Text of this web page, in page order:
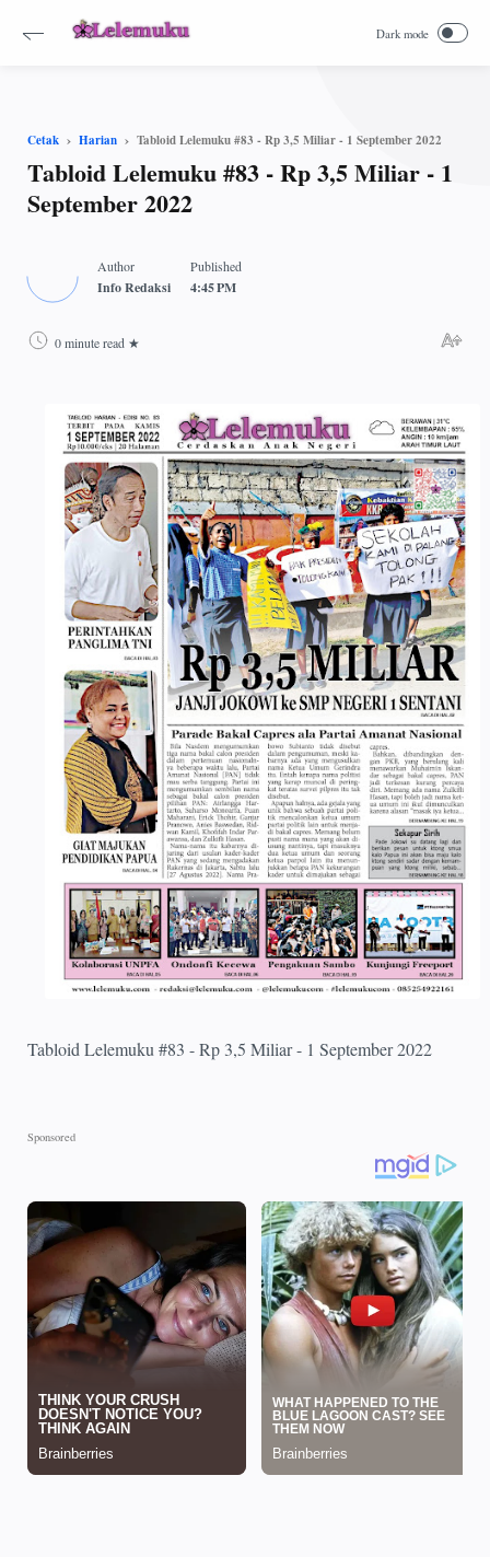
Cetak Harian Tabloid Lelemuku #83 - Rp 3,5 Miliar - 1 September 2022
Tabloid Lelemuku #83 - Rp 3,5 Miliar - 1
September 2022
0 minute read
Tabloid Lelemuku #83 - Rp 3,5 Miliar - 1 September 2022